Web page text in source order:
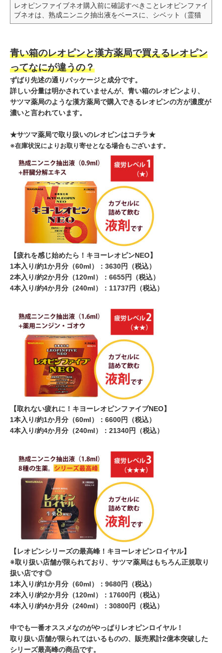
レオピンファイブネオ購入前に確認すべきことレオピンファイ
ブネオは、熟成ニンニク抽出液をベースに、シベット（霊猫
香）やビタミン等を配合した湧永製薬の滋養強壮剤です。「寝
販の白箱・青箱との成分の違いや、2026年のリニューアル
（牛黄抜き）に関する重要な最新情報を解説します。購入を検
討しているお客様の声「白箱や青箱と何が違うのか具体的に知
りたい」「シベット配合による効果や、使用上のリスクはあ...
青い箱のレオピンと漢方薬局で買えるレオピン
ってなにが違うの？
ずばり先述の通りパッケージと成分です。
詳しい分量は明かされていませんが、青い箱のレオピンより、
サツマ薬局のような漢方薬局で購入できるレオピンの方が濃度が
濃いと言われています。
★サツマ薬局で取り扱いのレオピンはコチラ★
※在庫状況によりお取り寄せとなる場合もございます。
【疲れを感じ始めたら！キヨーレオピンNEO】
1本入り/約1か月分（60ml）：3630円（税込）
2本入り/約2か月分（120ml）：6655円（税込）
4本入り/約4か月分（240ml）：11737円（税込）
【取れない疲れに！キヨーレオピンファイブNEO】
1本入り/約1か月分（60ml）：6600円（税込）
4本入り/約4か月分（240ml）：21340円（税込）
【レオピンシリーズの最高峰！キヨーレオピンロイヤル】
※取り扱い店舗が限られており、サツマ薬局はもちろん正規取り
扱い店です◎
1本入り/約1か月分（60ml）：9680円（税込）
2本入り/約2か月分（120ml）：17600円（税込）
4本入り/約4か月分（240ml）：30800円（税込）
中でも一番オススメなのがやっぱりレオピンロイヤル！
取り扱い店舗が限られてはいるものの、販売累計2億本突破した
シリーズ最高峰の商品です。